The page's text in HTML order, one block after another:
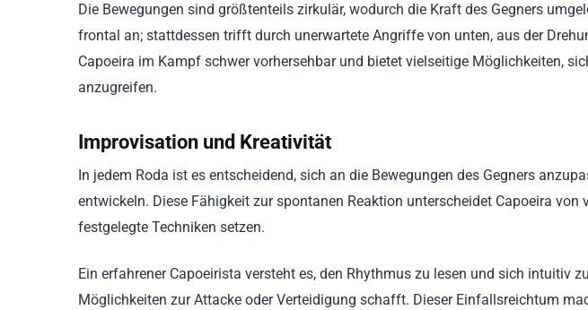
Die Bewegungen sind größtenteils zirkulär, wodurch die Kraft des Gegners
frontal an; stattdessen trifft durch unerwartete Angriffe von unten, aus der
Capoeira im Kampf schwer vorhersehbar und bietet vielseitige Möglichkeiten,
anzugreifen.
Improvisation und Kreativität
In jedem Roda ist es entscheidend, sich an die Bewegungen des Gegners
entwickeln. Diese Fähigkeit zur spontanen Reaktion unterscheidet Capoeira
festgelegte Techniken setzen.
Ein erfahrener Capoeirista versteht es, den Rhythmus zu lesen und sich intuitiv
Möglichkeiten zur Attacke oder Verteidigung schafft. Dieser Einfallsreichtum